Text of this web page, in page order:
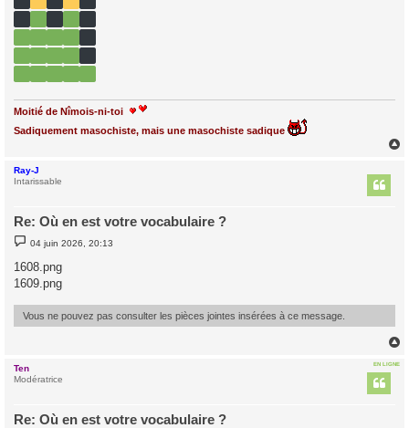
Moitié de Nîmois-ni-toi
Sadiquement masochiste, mais une masochiste sadique
Ray-J
Intarissable
Re: Où en est votre vocabulaire ?
M
e
s
s
a
e
04 juin 2026, 20:13
1608.png
1609.png
Vous ne pouvez pas consulter les pièces jointes insérées à ce message.
EN LIGNE
Ten
Modératrice
Re: Où en est votre vocabulaire ?